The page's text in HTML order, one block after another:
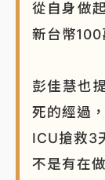
從自身做
新台幣100
彭佳慧也
死的經過
ICU搶救3
不是有在